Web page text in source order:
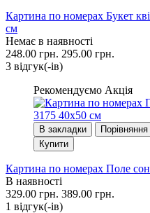
Картина по номерах Букет
см
Немає в наявності
248.00 грн. 295.00 грн.
3 вiдгук(-iв)
Рекомендуємо Акція
В закладки
Порівняння
Купити
Картина по номерах Поле
В наявності
329.00 грн. 389.00 грн.
1 вiдгук(-iв)